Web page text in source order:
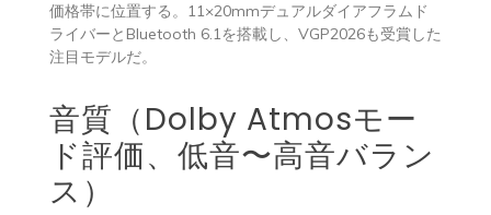
価格帯に位置する。11×20mmデュアルダイアフラムド
ライバーとBluetooth 6.1を搭載し、VGP2026も受賞した
注目モデルだ。
音質（Dolby Atmosモー
ド評価、低音〜高音バラン
ス）